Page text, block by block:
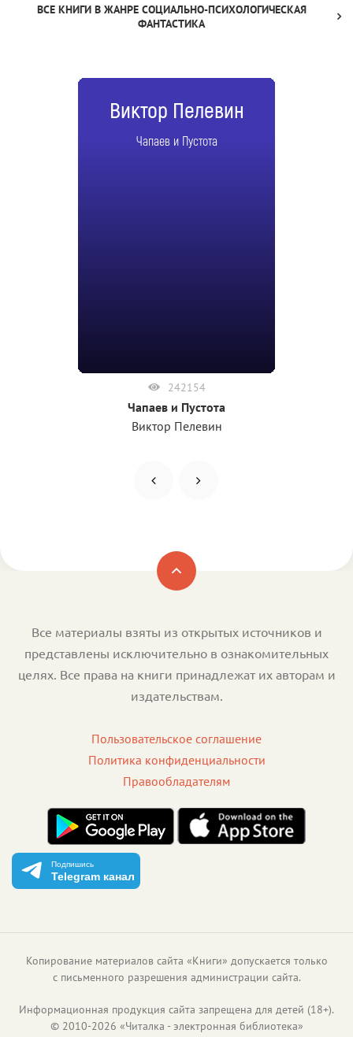
ВСЕ КНИГИ В ЖАНРЕ СОЦИАЛЬНО-ПСИХОЛОГИЧЕСКАЯ
ФАНТАСТИКА
Виктор Пелевин
Чапаев и Пустота
242154
Чапаев и Пустота
Виктор Пелевин
Все материалы взяты из открытых источников и
представлены исключительно в ознакомительных
целях. Все права на книги принадлежат их авторам и
издательствам.
Пользовательское соглашение
Политика конфиденциальности
Правообладателям
Подпишись
Telegram канал
Копирование материалов сайта «Книги» допускается только
с письменного разрешения администрации сайта.
Информационная продукция сайта запрещена для детей (18+).
© 2010-2026 «Читалка - электронная библиотека»